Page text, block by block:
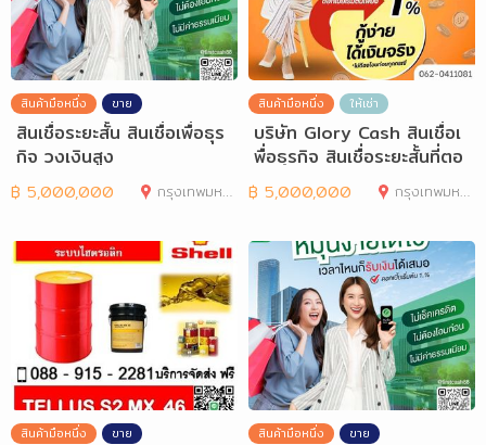
สินค้ามือหนึ่ง ขาย
สินเชื่อระยะสั้น สินเชื่อเพื่อธุร
กิจ วงเงินสูง
฿ 5,000,000 กรุงเทพมหานคร
สินค้ามือหนึ่ง ให้เช่า
บริษัท Glory Cash สินเชื่อเ
พื่อธุรกิจ สินเชื่อระยะสั้นที่ตอ
฿ 5,000,000 กรุงเทพมหานคร
สินค้ามือหนึ่ง ขาย สินค้ามือหนึ่ง ขาย